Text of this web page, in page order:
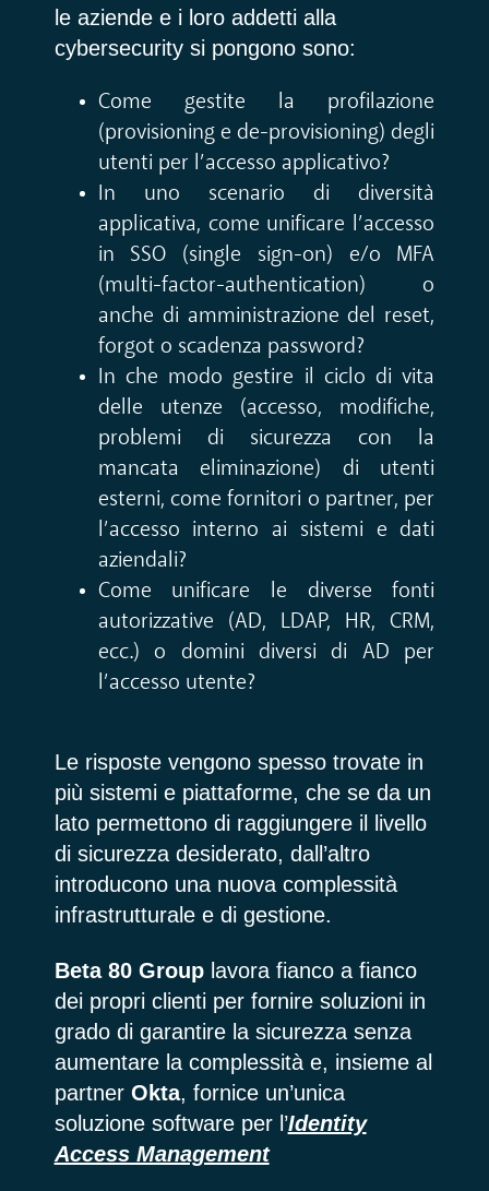
le aziende e i loro addetti alla
cybersecurity si pongono sono:
Come gestite la profilazione
(provisioning e de-provisioning) degli
utenti per l’accesso applicativo?
In uno scenario di diversità
applicativa, come unificare l’accesso
in SSO (single sign-on) e/o MFA
(multi-factor-authentication) o
anche di amministrazione del reset,
forgot o scadenza password?
In che modo gestire il ciclo di vita
delle utenze (accesso, modifiche,
problemi di sicurezza con la
mancata eliminazione) di utenti
esterni, come fornitori o partner, per
l’accesso interno ai sistemi e dati
aziendali?
Come unificare le diverse fonti
autorizzative (AD, LDAP, HR, CRM,
ecc.) o domini diversi di AD per
l’accesso utente?
Le risposte vengono spesso trovate in
più sistemi e piattaforme, che se da un
lato permettono di raggiungere il livello
di sicurezza desiderato, dall’altro
introducono una nuova complessità
infrastrutturale e di gestione.
Beta 80 Grouplavora fianco a fianco
dei propri clienti per fornire soluzioni in
grado di garantire la sicurezza senza
aumentare la complessità e, insieme al
partner Okta, fornice un’unica
soluzione software per l’Identity
Access Management